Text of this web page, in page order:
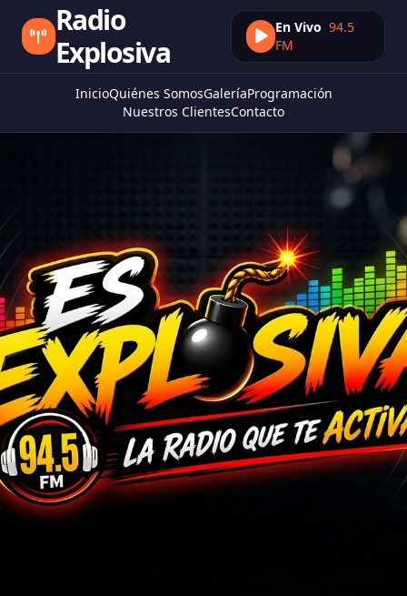
Radio
Explosiva
En Vivo 94.5
FM
InicioQuiénes SomosGaleríaProgramación
Nuestros ClientesContacto